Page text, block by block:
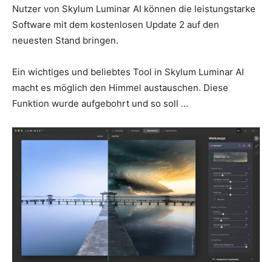
Nutzer von Skylum Luminar AI können die leistungstarke
Software mit dem kostenlosen Update 2 auf den
neuesten Stand bringen.
Ein wichtiges und beliebtes Tool in Skylum Luminar AI
macht es möglich den Himmel austauschen. Diese
Funktion wurde aufgebohrt und so soll …